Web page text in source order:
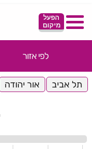
הפעל
מיקום
לפי אזור
תל אביב אור יהודה